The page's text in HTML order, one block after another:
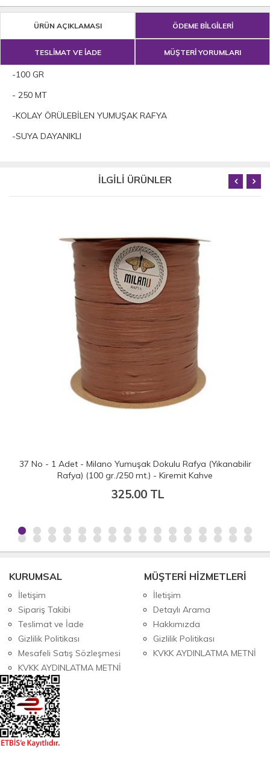
ÜRÜN AÇIKLAMASI ÖDEME BİLGİLERİ
TESLİMAT VE İADE MÜŞTERİ YORUMLARI
-100 GR
- 250 MT
-KOLAY ÖRÜLEBİLEN YUMUŞAK RAFYA
-SUYA DAYANIKLI
İLGİLİ ÜRÜNLER
Dokulu Rafya (Yıkanabilir
- Kiremit Kahve
11 No - 1 Adet - Milano Yumuşak
Rafya) (100 gr./250 mt.)
KURUMSAL
İletişim
Sipariş Takibi
Teslimat ve İade
Gizlilik Politikası
Mesafeli Satış Sözleşmesi
KVKK AYDINLATMA METNİ
MÜŞTERİ HİZMETLERİ
İletişim
Detaylı Arama
Hakkımızda
Gizlilik Politikası
KVKK AYDINLATMA METNİ